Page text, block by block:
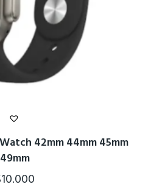
42mm 44mm 45mm
49mm
10.000